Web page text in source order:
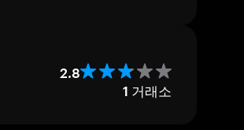
2.8
1 거래소